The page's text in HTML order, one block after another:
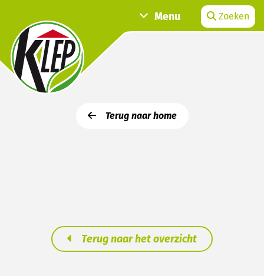
Menu Zoeken
Terug naar home
Terug naar het overzicht